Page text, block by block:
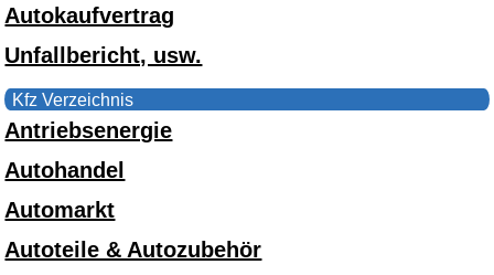
Autokaufvertrag
Unfallbericht, usw.
Kfz Verzeichnis
Antriebsenergie
Autohandel
Automarkt
Autoteile & Autozubehör